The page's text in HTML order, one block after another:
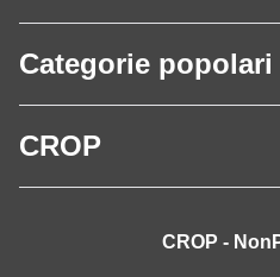
Categorie popolari
CROP
CROP -